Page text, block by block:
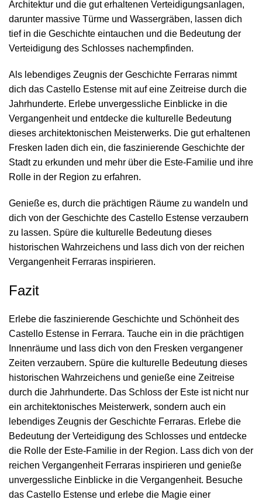
Architektur und die gut erhaltenen Verteidigungsanlagen,
darunter massive Türme und Wassergräben, lassen dich
tief in die Geschichte eintauchen und die Bedeutung der
Verteidigung des Schlosses nachempfinden.
Als lebendiges Zeugnis der Geschichte Ferraras nimmt
dich das Castello Estense mit auf eine Zeitreise durch die
Jahrhunderte. Erlebe unvergessliche Einblicke in die
Vergangenheit und entdecke die kulturelle Bedeutung
dieses architektonischen Meisterwerks. Die gut erhaltenen
Fresken laden dich ein, die faszinierende Geschichte der
Stadt zu erkunden und mehr über die Este-Familie und ihre
Rolle in der Region zu erfahren.
Genieße es, durch die prächtigen Räume zu wandeln und
dich von der Geschichte des Castello Estense verzaubern
zu lassen. Spüre die kulturelle Bedeutung dieses
historischen Wahrzeichens und lass dich von der reichen
Vergangenheit Ferraras inspirieren.
Fazit
Erlebe die faszinierende Geschichte und Schönheit des
Castello Estense in Ferrara. Tauche ein in die prächtigen
Innenräume und lass dich von den Fresken vergangener
Zeiten verzaubern. Spüre die kulturelle Bedeutung dieses
historischen Wahrzeichens und genieße eine Zeitreise
durch die Jahrhunderte. Das Schloss der Este ist nicht nur
ein architektonisches Meisterwerk, sondern auch ein
lebendiges Zeugnis der Geschichte Ferraras. Erlebe die
Bedeutung der Verteidigung des Schlosses und entdecke
die Rolle der Este-Familie in der Region. Lass dich von der
reichen Vergangenheit Ferraras inspirieren und genieße
unvergessliche Einblicke in die Vergangenheit. Besuche
das Castello Estense und erlebe die Magie einer